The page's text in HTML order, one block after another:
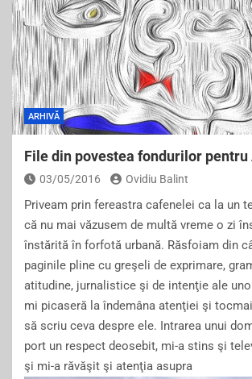
ARHIVĂ
File din povestea fondurilor pentru
03/05/2016 Ovidiu Balint
Priveam prin fereastra cafenelei ca la un
că nu mai văzusem de multă vreme o zi
înstărită în forfotă urbană. Răsfoiam din
paginile pline cu greşeli de exprimare,
atitudine, jurnalistice şi de intenţie ale
mi picaseră la îndemâna atenţiei şi
să scriu ceva despre ele. Intrarea unui
port un respect deosebit, mi-a stins şi
şi mi-a răvăşit şi atenţia asupra